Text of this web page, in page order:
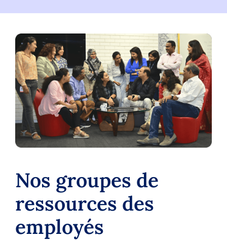
Nos groupes de
ressources des
employés